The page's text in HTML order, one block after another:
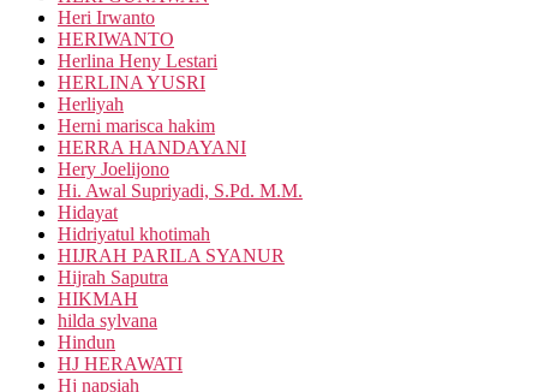
Heri Irwanto
HERIWANTO
Herlina Heny Lestari
HERLINA YUSRI
Herliyah
Herni marisca hakim
HERRA HANDAYANI
Hery Joelijono
Hi. Awal Supriyadi, S.Pd. M.M.
Hidayat
Hidriyatul khotimah
HIJRAH PARILA SYANUR
Hijrah Saputra
HIKMAH
hilda sylvana
Hindun
HJ HERAWATI
Hj napsiah